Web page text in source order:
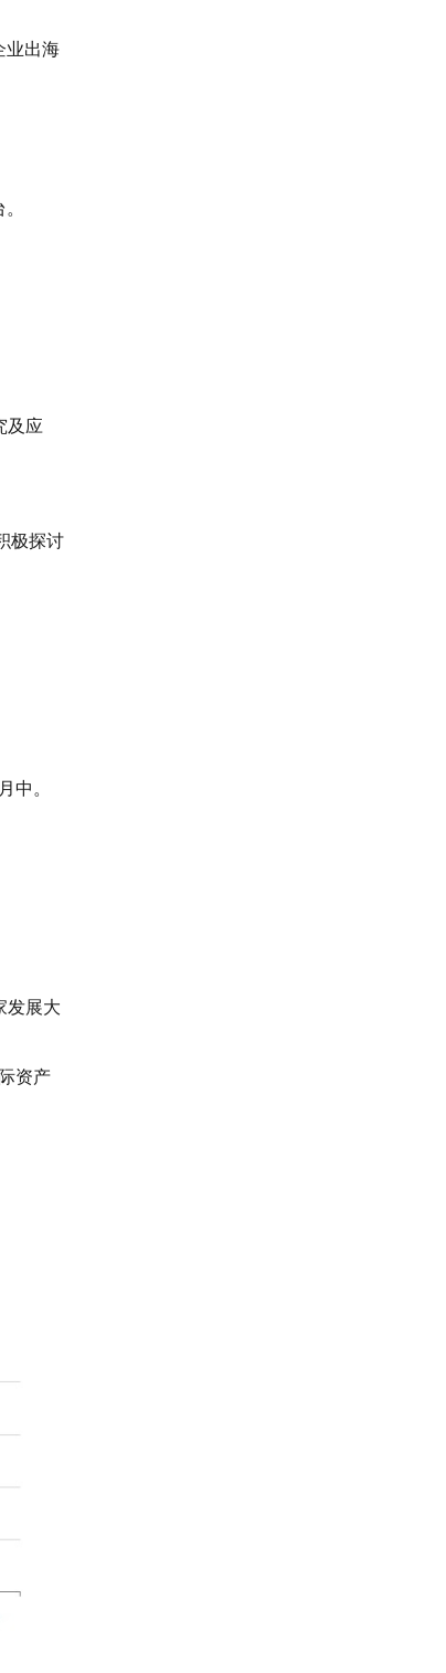
业出海
及应
极探讨
中。
发展大
资产